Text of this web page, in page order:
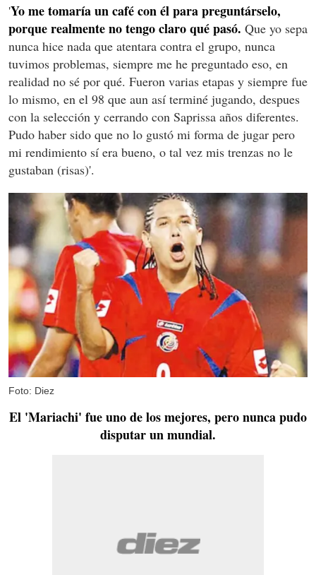
'Yo me tomaría un café con él para preguntárselo,
porque realmente no tengo claro qué pasó. Que yo sepa
nunca hice nada que atentara contra el grupo, nunca
tuvimos problemas, siempre me he preguntado eso, en
realidad no sé por qué. Fueron varias etapas y siempre fue
lo mismo, en el 98 que aun así terminé jugando, despues
con la selección y cerrando con Saprissa años diferentes.
Pudo haber sido que no lo gustó mi forma de jugar pero
mi rendimiento sí era bueno, o tal vez mis trenzas no le
gustaban (risas)'.
Foto: Diez
El 'Mariachi' fue uno de los mejores, pero nunca pudo
disputar un mundial.